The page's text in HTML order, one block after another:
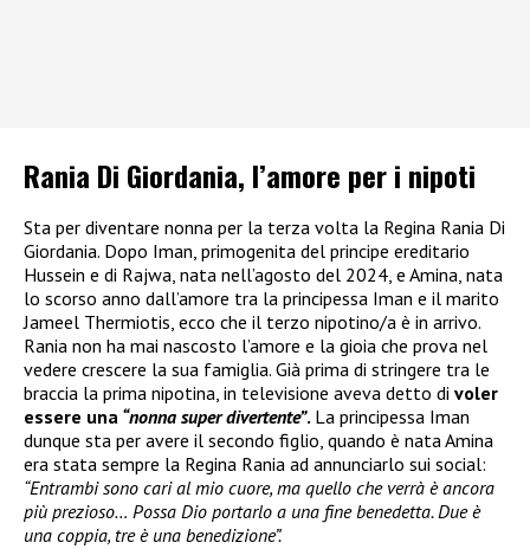
Rania Di Giordania, l’amore per i nipoti
Sta per diventare nonna per la terza volta la Regina Rania Di
Giordania. Dopo Iman, primogenita del principe ereditario
Hussein e di Rajwa, nata nell’agosto del 2024, e Amina, nata
lo scorso anno dall’amore tra la principessa Iman e il marito
Jameel Thermiotis, ecco che il terzo nipotino/a è in arrivo.
Rania non ha mai nascosto l’amore e la gioia che prova nel
vedere crescere la sua famiglia. Già prima di stringere tra le
braccia la prima nipotina, in televisione aveva detto di voler
essere una “nonna super divertente”. La principessa Iman
dunque sta per avere il secondo figlio, quando è nata Amina
era stata sempre la Regina Rania ad annunciarlo sui social:
“Entrambi sono cari al mio cuore, ma quello che verrà è ancora
più prezioso… Possa Dio portarlo a una fine benedetta. Due è
una coppia, tre è una benedizione”.